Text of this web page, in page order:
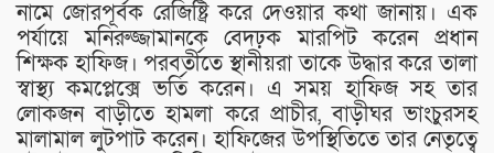
নামে জোরপূর্বক রেজিষ্ট্রি করে দেওয়ার কথা জানায়। এক
পর্যায়ে মনিরুজ্জামানকে বেদঢ়ক মারপিট করেন প্রধান
শিক্ষক হাফিজ। পরবর্তীতে স্থানীয়রা তাকে উদ্ধার করে তালা
স্বাস্থ্য কমপ্লেক্সে ভর্তি করেন। এ সময় হাফিজ সহ তার
লোকজন বাড়ীতে হামলা করে প্রাচীর, বাড়ীঘর ভাংচুরসহ
মালামাল লুটপাট করেন। হাফিজের উপস্থিতিতে তার নেতৃত্বে